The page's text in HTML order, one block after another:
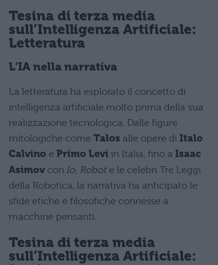
Tesina di terza media
sull’Intelligenza Artificiale:
Letteratura
L’IA nella narrativa
La letteratura ha esplorato il concetto di
intelligenza artificiale molto prima della sua
realizzazione tecnologica. Dalle figure
mitologiche come Talos alle opere di Italo
Calvino e Primo Levi in Italia, fino a Isaac
Asimov con Io, Robot e le celebri Tre Leggi
della Robotica, la narrativa ha anticipato le
sfide etiche e filosofiche connesse a
macchine pensanti.
Tesina di terza media
sull’Intelligenza Artificiale: